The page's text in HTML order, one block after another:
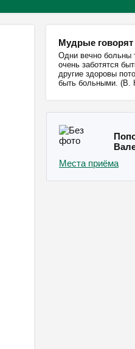
Мудрые говорят
Одни вечно больны
очень заботятся
другие здоровы
быть больными. (В.
Места приёма